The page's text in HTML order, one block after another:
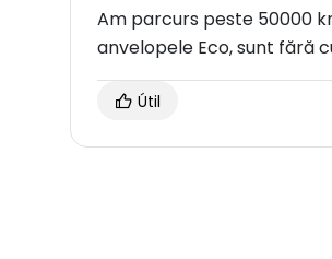
Am parcurs peste 50000
anvelopele Eco, sunt fără
Útil